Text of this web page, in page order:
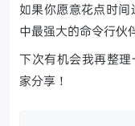
如果你愿意花点时
中最强大的命令行伙
下次有机会我再整
家分享！